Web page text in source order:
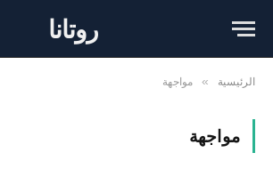
روتانا
الرئيسية » مواجهة
مواجهة